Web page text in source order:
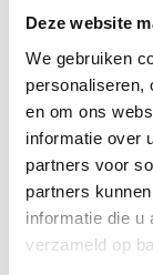
Deze website
We gebruiken
personaliseren,
en om ons
informatie over
partners voor
partners
informatie die u
verzameld op
WEBER BRIKETTEN
BRIKETTEN &
11,49